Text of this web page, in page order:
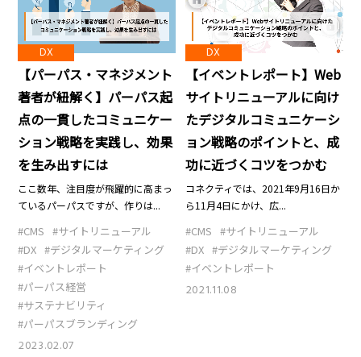
DX
【パーパス・マネジメント
著者が紐解く】パーパス起
点の一貫したコミュニケー
ション戦略を実践し、効果
を生み出すには
ここ数年、注目度が飛躍的に高まっ
ているパーパスですが、作りは...
#CMS #サイトリニューアル
#DX #デジタルマーケティング
#イベントレポート
#パーパス経営
#サステナビリティ
#パーパスブランディング
2023.02.07
DX
【イベントレポート】Web
サイトリニューアルに向け
たデジタルコミュニケーシ
ョン戦略のポイントと、成
功に近づくコツをつかむ
コネクティでは、2021年9月16日か
ら11月4日にかけ、広...
#CMS #サイトリニューアル
#DX #デジタルマーケティング
#イベントレポート
2021.11.08